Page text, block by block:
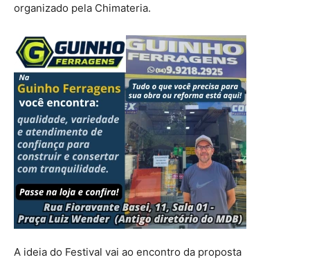
organizado pela Chimateria.
A ideia do Festival vai ao encontro da proposta